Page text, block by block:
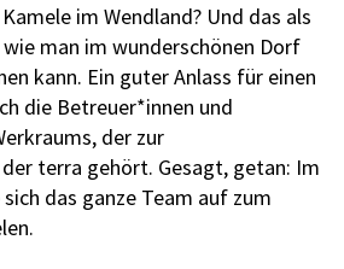
im Wendland? Und das als
man im wunderschönen Dorf
kann. Ein guter Anlass für einen
die Betreuer*innen und
der zur
terra gehört. Gesagt, getan: Im
das ganze Team auf zum